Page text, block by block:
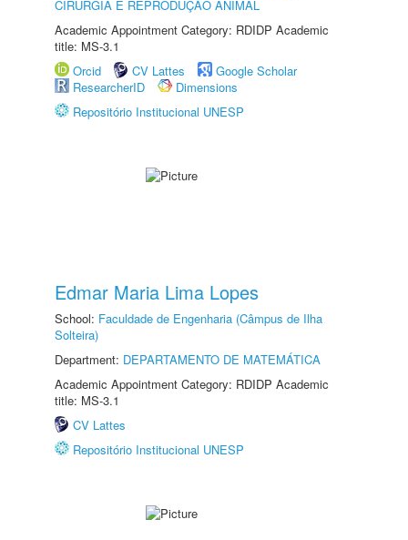
CIRURGIA E REPRODUÇÃO ANIMAL
Academic Appointment Category: RDIDP Academic
title: MS-3.1
Orcid
CV Lattes
Google Scholar
ResearcherID
Dimensions
Repositório Institucional UNESP
Edmar Maria Lima Lopes
School: Faculdade de Engenharia (Câmpus de Ilha
Solteira)
Department: DEPARTAMENTO DE MATEMÁTICA
Academic Appointment Category: RDIDP Academic
title: MS-3.1
CV Lattes
Repositório Institucional UNESP